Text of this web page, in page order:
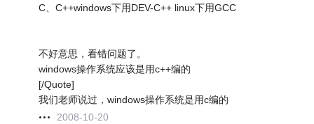
C、C++windows下用DEV-C++ linux下用GCC
不好意思，看错问题了。
windows操作系统应该是用c++编的
[/Quote]
我们老师说过，windows操作系统是用c编的
2008-10-20